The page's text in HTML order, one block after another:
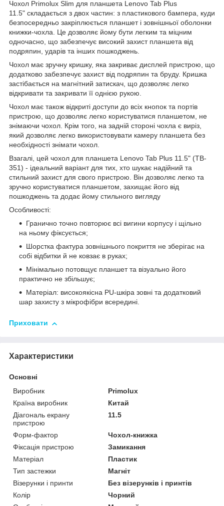
Чохол Primolux Slim для планшета Lenovo Tab Plus
11.5" складається з двох частин: з пластикового бампера, куди
безпосередньо закріплюється планшет і зовнішньої оболонки
книжки-чохла. Це дозволяє йому бути легким та міцним
одночасно, що забезпечує високий захист планшета від
подряпин, ударів та інших пошкоджень.
Чохол має зручну кришку, яка закриває дисплей пристрою, що
додатково забезпечує захист від подряпин та бруду. Кришка
застібається на магнітний затискач, що дозволяє легко
відкривати та закривати її однією рукою.
Чохол має також відкриті доступи до всіх кнопок та портів
пристрою, що дозволяє легко користуватися планшетом, не
знімаючи чохол. Крім того, на задній стороні чохла є виріз,
який дозволяє легко використовувати камеру планшета без
необхідності знімати чохол.
Взагалі, цей чохол для планшета Lenovo Tab Plus 11.5" (TB-
351) - ідеальний варіант для тих, хто шукає надійний та
стильний захист для свого пристрою. Він дозволяє легко та
зручно користуватися планшетом, захищає його від
пошкоджень та додає йому стильного вигляду
Особливості:
Гранично точно повторює всі вигини корпусу і щільно
на ньому фіксується;
Шорстка фактура зовнішнього покриття не зберігає на
собі відбитки й не ковзає в руках;
Мінімально потовщує планшет та візуально його
практично не збільшує;
Матеріал: високоякісна PU-шкіра зовні та додатковий
шар захисту з мікрофібри всередині.
Приховати
Характеристики
Основні
Виробник
Primolux
Країна виробник
Китай
Діагональ екрану
пристрою
11.5
Форм-фактор
Чохол-книжка
Фіксація пристрою
Замикання
Матеріал
Пластик
Тип застежки
Магніт
Візерунки і принти
Без візерунків і принтів
Колір
Чорний